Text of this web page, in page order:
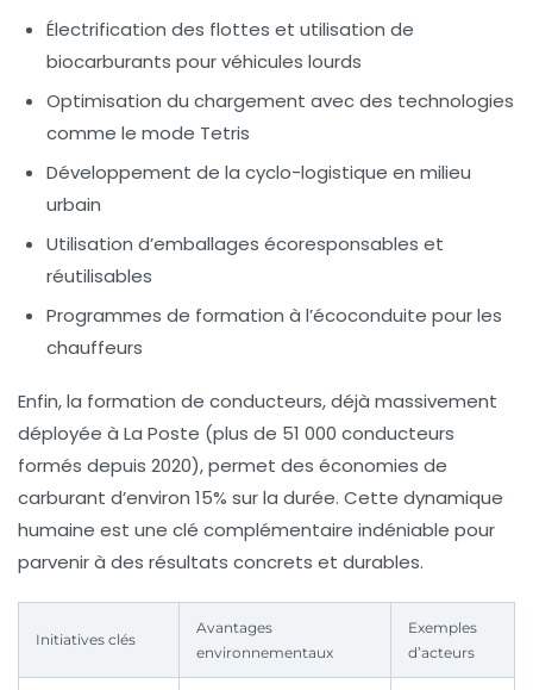
Électrification des flottes et utilisation de
biocarburants pour véhicules lourds
Optimisation du chargement avec des technologies
comme le mode Tetris
Développement de la cyclo-logistique en milieu
urbain
Utilisation d’emballages écoresponsables et
réutilisables
Programmes de formation à l’écoconduite pour les
chauffeurs
Enfin, la formation de conducteurs, déjà massivement
déployée à La Poste (plus de 51 000 conducteurs
formés depuis 2020), permet des économies de
carburant d’environ 15% sur la durée. Cette dynamique
humaine est une clé complémentaire indéniable pour
parvenir à des résultats concrets et durables.
Initiatives clés
Avantages
environnementaux
Exemples
d’acteurs